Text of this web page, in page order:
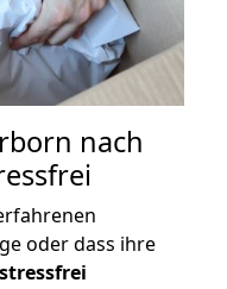
nach
oder dass ihre